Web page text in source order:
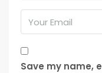
Save my name,